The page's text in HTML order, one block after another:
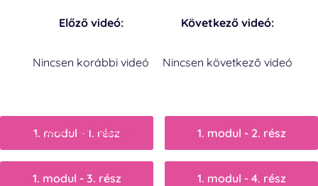
Előző videó:
Nincsen korábbi videó
Következő videó:
Nincsen következő videó
Vissza a főoldalra
1. modul - 1. rész 1. modul - 2. rész
1. modul - 3. rész 1. modul - 4. rész